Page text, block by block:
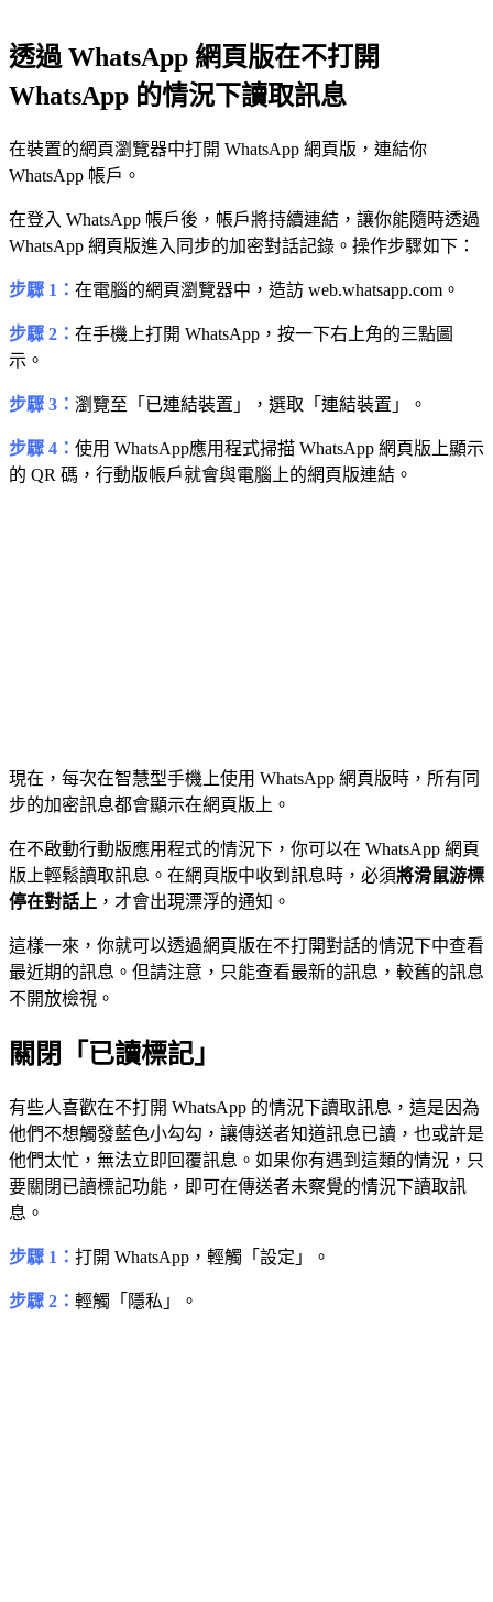
透過 WhatsApp 網頁版在不打開
WhatsApp 的情況下讀取訊息
在裝置的網頁瀏覽器中打開 WhatsApp 網頁版，連結你
WhatsApp 帳戶。
在登入 WhatsApp 帳戶後，帳戶將持續連結，讓你能隨時透過
WhatsApp 網頁版進入同步的加密對話記錄。操作步驟如下：
步驟 1： 在電腦的網頁瀏覽器中，造訪 web.whatsapp.com。
步驟 2： 在手機上打開 WhatsApp，按一下右上角的三點圖
示。
步驟 3： 瀏覽至「已連結裝置」，選取「連結裝置」。
步驟 4： 使用 WhatsApp應用程式掃描 WhatsApp 網頁版上顯示
的 QR 碼，行動版帳戶就會與電腦上的網頁版連結。
現在，每次在智慧型手機上使用 WhatsApp 網頁版時，所有同
步的加密訊息都會顯示在網頁版上。
在不啟動行動版應用程式的情況下，你可以在 WhatsApp 網頁
版上輕鬆讀取訊息。在網頁版中收到訊息時，必須將滑鼠游標
停在對話上 ，才會出現漂浮的通知。
這樣一來，你就可以透過網頁版在不打開對話的情況下中查看
最近期的訊息。但請注意，只能查看最新的訊息，較舊的訊息
不開放檢視。
關閉「已讀標記」
有些人喜歡在不打開 WhatsApp 的情況下讀取訊息，這是因為
他們不想觸發藍色小勾勾，讓傳送者知道訊息已讀，也或許是
他們太忙，無法立即回覆訊息。如果你有遇到這類的情況，只
要關閉已讀標記功能，即可在傳送者未察覺的情況下讀取訊
息。
步驟 1： 打開 WhatsApp，輕觸「設定」。
步驟 2： 輕觸「隱私」。